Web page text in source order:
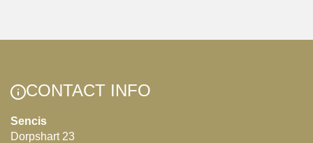
CONTACT INFO
Sencis
Dorpshart 23